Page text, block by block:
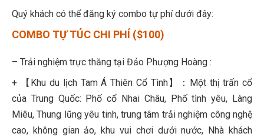
Quý khách có thể đăng ký combo tự phí dưới đây:
COMBO TỰ TÚC CHI PHÍ ($100)
– Trải nghiệm trực thăng tại Đảo Phượng Hoàng :
+ 【Khu du lịch Tam Á Thiên Cổ Tình】：Một thị trấn cổ
của Trung Quốc: Phố cổ Nhai Châu, Phố tình yêu, Làng
Miêu, Thung lũng yêu tinh, trung tâm trải nghiệm công nghệ
cao, không gian ảo, khu vui chơi dưới nước, Nhà khách